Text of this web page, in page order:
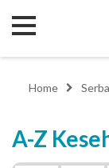
Home
A-Z